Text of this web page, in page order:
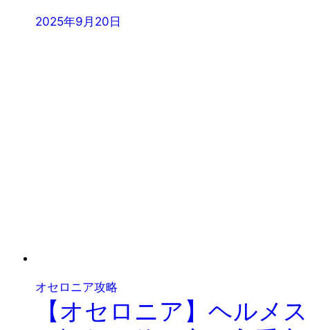
2025年9月20日
オセロニア攻略
【オセロニア】ヘルメス